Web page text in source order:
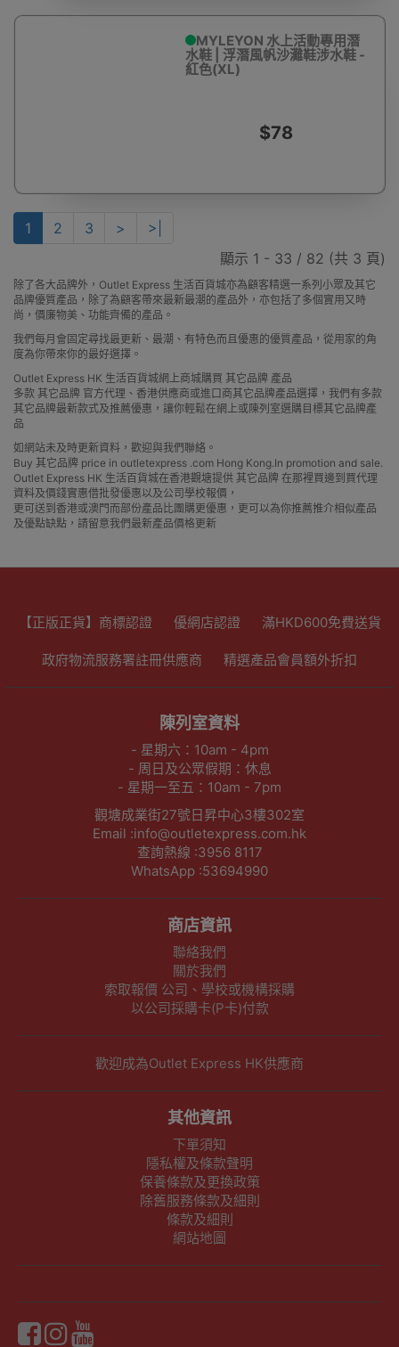
MYLEYON 水上活動專用潛
水鞋 | 浮潛風帆沙灘鞋涉水鞋 -
紅色(XL)
$78
1 2 3 >
>|
顯示 1 - 33 / 82 (共 3 頁)
除了各大品牌外，Outlet Express 生活百貨城亦為顧客精選一系列小眾及其它
品牌優質產品，除了為顧客帶來最新最潮的產品外，亦包括了多個實用又時
尚，價廉物美、功能齊備的產品。
我們每月會固定尋找最更新、最潮、有特色而且優惠的優質產品，從用家的角
度為你帶來你的最好選擇。
Outlet Express HK 生活百貨城網上商城購買 其它品牌 產品
多款 其它品牌 官方代理、香港供應商或進口商其它品牌產品選擇，我們有多款
其它品牌最新款式及推薦優惠，讓你輕鬆在網上或陳列室選購目標其它品牌產
品
如網站未及時更新資料，歡迎與我們聯絡。
Buy 其它品牌 price in outletexpress .com Hong Kong.In promotion and sale.
Outlet Express HK 生活百貨城在香港觀塘提供 其它品牌 在那裡買邊到買代理
資料及價錢實惠借批發優惠以及公司學校報價，
更可送到香港或澳門而部份產品比團購更優惠，更可以為你推薦推介相似產品
及優點缺點，請留意我們最新產品價格更新
【正版正貨】商標認證 優網店認證 滿HKD600免費送貨
政府物流服務署註冊供應商 精選產品會員額外折扣
陳列室資料
- 星期六：10am - 4pm
- 周日及公眾假期：休息
- 星期一至五：10am - 7pm
觀塘成業街27號日昇中心3樓302室
Email :info@outletexpress.com.hk
查詢熱線 :3956 8117
WhatsApp :53694990
商店資訊
聯絡我們
關於我們
索取報價 公司、學校或機構採購
以公司採購卡(P卡)付款
歡迎成為Outlet Express HK供應商
其他資訊
下單須知
隱私權及條款聲明
保養條款及更換政策
除舊服務條款及細則
條款及細則
網站地圖